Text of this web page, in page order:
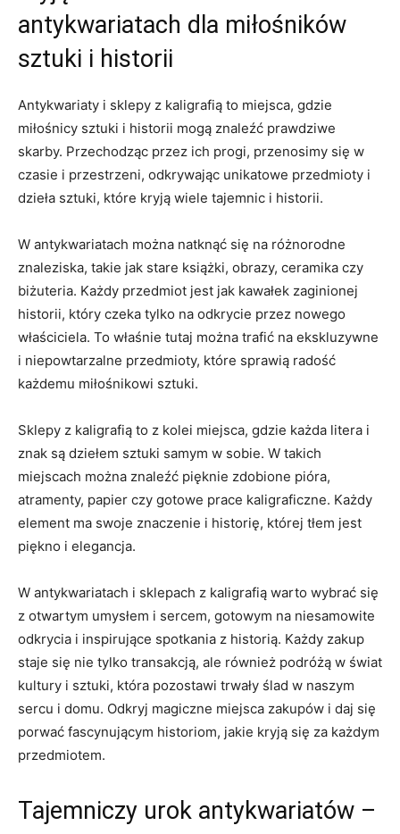
antykwariatach dla miłośników
‌sztuki i historii
Antykwariaty i sklepy ‍z kaligrafią ⁤to ⁣miejsca, gdzie ​
miłośnicy ‌sztuki i historii mogą znaleźć prawdziwe
skarby. ‍Przechodząc przez ich progi, przenosimy ​się w
czasie i przestrzeni, odkrywając unikatowe przedmioty i
dzieła sztuki,⁤ które kryją wiele tajemnic ‌i ⁤historii.
W antykwariatach można natknąć ⁣się na różnorodne⁤
znaleziska, takie jak stare ⁣książki, obrazy, ceramika czy
⁤biżuteria. ⁢Każdy przedmiot⁣ jest jak kawałek zaginionej
historii, który⁣ czeka tylko na odkrycie‍ przez nowego ​
właściciela. To właśnie tutaj można⁤ trafić na ekskluzywne
i ​niepowtarzalne przedmioty, które sprawią radość
każdemu ⁢miłośnikowi ⁢sztuki.
Sklepy⁢ z kaligrafią to z kolei ‍miejsca, gdzie⁢ każda ⁢litera i
znak⁣ są dziełem sztuki samym w sobie. W takich
miejscach można⁤ znaleźć pięknie ⁣zdobione pióra,
atramenty, ⁤papier czy gotowe‍ prace kaligraficzne. Każdy
element ‌ma swoje znaczenie i historię, której ⁣tłem‍ jest
piękno i elegancja.
W antykwariatach i sklepach z kaligrafią warto ⁤wybrać się⁣
z otwartym umysłem i ​sercem, gotowym ⁤na niesamowite⁣
odkrycia⁣ i inspirujące spotkania z historią. Każdy zakup
staje ‍się nie tylko transakcją, ale⁣ również podróżą ‍w świat
kultury‌ i sztuki, która pozostawi⁤ trwały ślad w naszym
sercu i domu. Odkryj magiczne ⁤miejsca ⁢zakupów⁢ i⁢ daj się
porwać fascynującym​ historiom, jakie kryją się za każdym
przedmiotem.
Tajemniczy urok antykwariatów –